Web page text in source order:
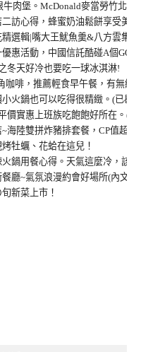
肉堡。McDonald麥當勞竹北店
訪心得，蜂蜜奶油鬆餅享受美
選輯|嘴大王魷魚羹&八方雲集&
惠活動，中國信託酷碰A個GO
冬天好冷也要吃一球冰淇淋!
咖啡，推薦輕食早午餐，有無線
火鍋也可以吃得很精緻。(已歇
價實惠上班族吃飽飽好所在。(已
海陸雙拼炸豬排套餐，CP值超高
牡蠣、花蛤在這兒！
鍋用餐心得。天氣這麼冷，該
廳~氣氛浪漫約會好場所(內文附
新菜上市！